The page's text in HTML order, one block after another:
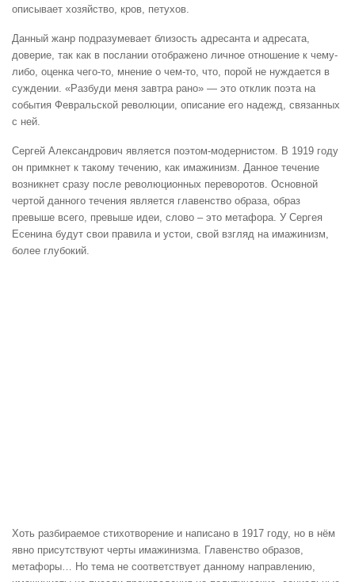
описывает хозяйство, кров, петухов.
Данный жанр подразумевает близость адресанта и адресата,
доверие, так как в послании отображено личное отношение к чему-
либо, оценка чего-то, мнение о чем-то, что, порой не нуждается в
суждении. «Разбуди меня завтра рано» — это отклик поэта на
события Февральской революции, описание его надежд, связанных
с ней.
Сергей Александрович является поэтом-модернистом. В 1919 году
он примкнет к такому течению, как имажинизм. Данное течение
возникнет сразу после революционных переворотов. Основной
чертой данного течения является главенство образа, образ
превыше всего, превыше идеи, слово – это метафора. У Сергея
Есенина будут свои правила и устои, свой взгляд на имажинизм,
более глубокий.
Хоть разбираемое стихотворение и написано в 1917 году, но в нём
явно присутствуют черты имажинизма. Главенство образов,
метафоры… Но тема не соответствует данному направлению,